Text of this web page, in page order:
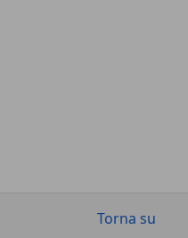
Torna su